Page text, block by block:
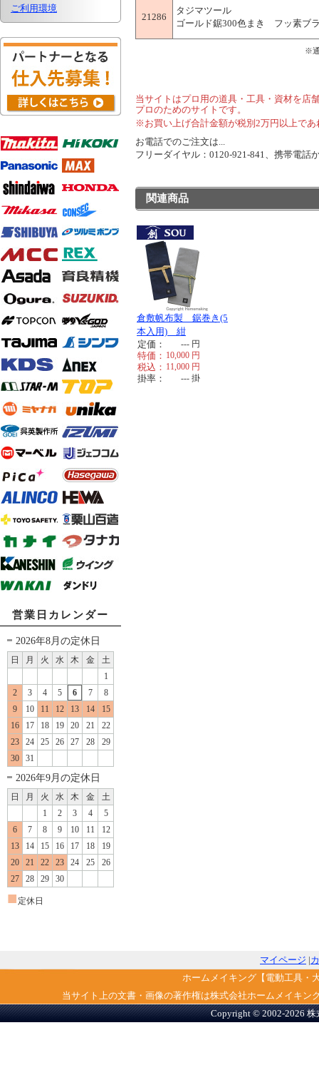
ご利用環境
営業日カレンダー
2026年8月の定休日
日 月 火 水 木 金
土
1
2
3 4 5 6 7
8
9
10 11 12 13 14
15
16
17 18 19 20 21
22
23
24 25 26 27 28
29
30
31
2026年9月の定休日
日 月 火 水 木 金
土
1
2 3 4
5
6
7 8 9 10 11
12
13
14 15 16 17 18
19
20
21 22 23 24 25
26
27
28 29 30
■ 定休日
21286
タジマツール
ゴールド鋸300色まき フッ素ブ
※
当サイトはプロ用の道具・工具・資材を店
プロのためのサイトです。
※お買い上げ合計金額が税別2万円以上で
お電話でのご注文は...
フリーダイヤル：0120-921-841、携帯電
関連商品
倉敷帆布製 鋸巻き(5
本入用) 紺
定価：
--- 円
特価： 10,000 円
税込： 11,000 円
掛率： --- 掛
マイページ |
ホームメイキング【電動工具・
当サイト上の文書・画像の著作権は株式会社ホームメイキ
Copyright © 2002-2026